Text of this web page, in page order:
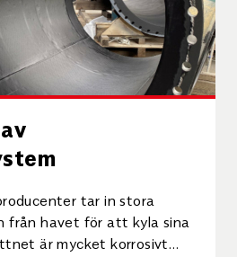
tar in stora
från havet för att kyla sina
är mycket korrosivt